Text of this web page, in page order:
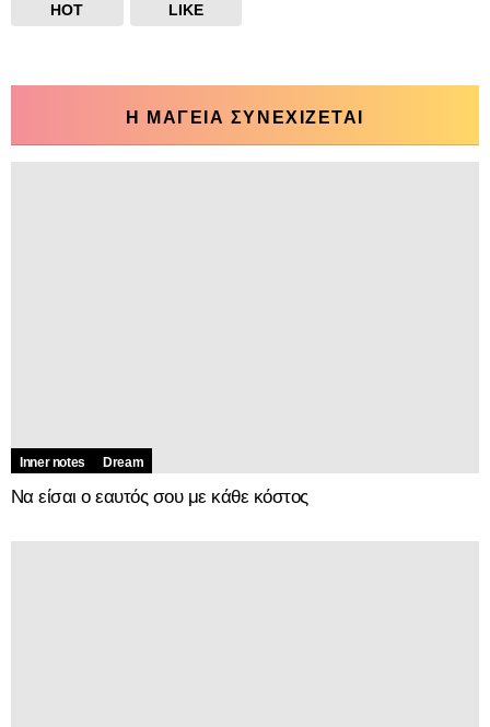
HOT LIKE
Η ΜΑΓΕΙΑ ΣΥΝΕΧΙΖΕΤΑΙ
Inner notes Dream
Να είσαι ο εαυτός σου με κάθε κόστος